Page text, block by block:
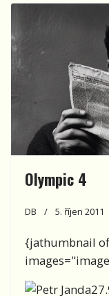
Olympic 4
DB 5. říjen 2011
{jathumbnail